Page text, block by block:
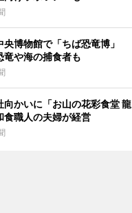
央博物館で「ちば恐竜博」
竜や海の捕食者も
向かいに「お山の花彩食堂 龍
職人の夫婦が経営